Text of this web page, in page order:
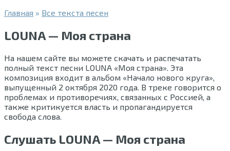
Главная » Все текста песен
LOUNA — Моя страна
На нашем сайте вы можете скачать и распечатать
полный текст песни LOUNA «Моя страна». Эта
композиция входит в альбом «Начало нового круга»,
выпущенный 2 октября 2020 года. В треке говорится о
проблемах и противоречиях, связанных с Россией, а
также критикуется власть и пропагандируется
свобода слова.
Слушать LOUNA — Моя страна